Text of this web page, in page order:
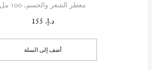
معطر الشعر والجسم، 100 مل
د.إ. 155
أضف إلى السلة